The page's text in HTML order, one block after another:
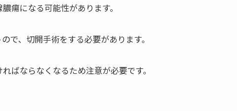
瘍になる可能性があります。
で、切開手術をする必要があります。
ばならなくなるため注意が必要です。